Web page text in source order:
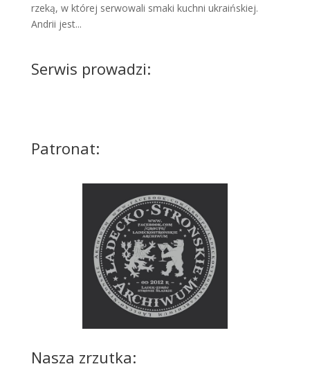
rzeką, w której serwowali smaki kuchni ukraińskiej.
Andrii jest...
Serwis prowadzi:
Patronat:
Nasza zrzutka: